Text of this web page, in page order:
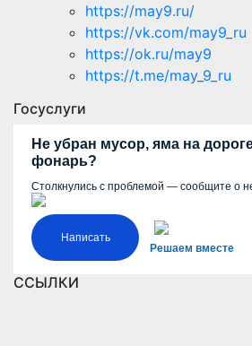
https://may9.ru/
https://vk.com/may9_ru
https://ok.ru/may9
https://t.me/may_9_ru
Госуслуги
Не убран мусор, яма на
фонарь?
Столкнулись с проблемой — сообщите о
Написать
Решаем вместе
ССЫЛКИ